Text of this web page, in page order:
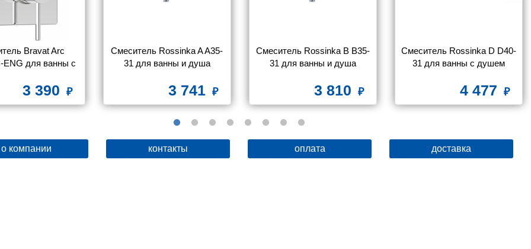
Bravat Arc
ENG для ванны с
3 390
Смеситель Rossinka A A35-
31 для ванны и душа
3 741
Смеситель Rossinka B B35-
31 для ванны и душа
3 810
Смеситель Rossinka D D40-
31 для ванны с душем
4 477
о компании контакты оплата доставка